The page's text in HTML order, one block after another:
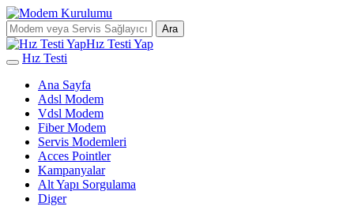
Ara
Hız Testi Yap
Hız Testi
Ana Sayfa
Adsl Modem
Vdsl Modem
Fiber Modem
Servis Modemleri
Acces Pointler
Kampanyalar
Alt Yapı Sorgulama
Diger